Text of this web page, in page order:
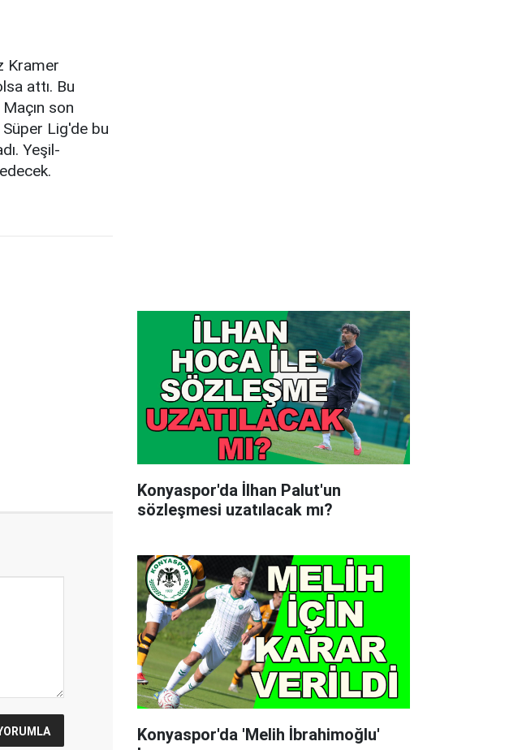
Kramer
attı. Bu
son
Lig'de bu
Yeşil-
Konyaspor'da İlhan Palut'un
sözleşmesi uzatılacak mı?
Konyaspor'da 'Melih İbrahimoğlu'